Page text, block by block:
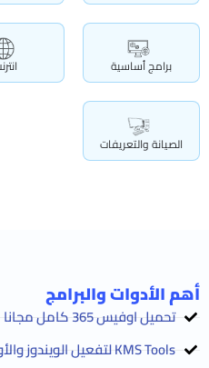
برامج أساسية
الصيانة والتعريفات
أهم الأدوات والبرامج
تحميل اوفيس 365 كامل مجانا
KMS Tools لتفعيل الويندوز والأوفيس